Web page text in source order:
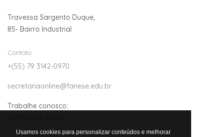
Usamos cookies para personalizar conteúdos e melhorar
Travessa Sargento Duque,
85- Bairro Industrial
Contato
+(55) 79 3142-0970
secretariaonline@fanese.edu.br
Trabalhe conosco: